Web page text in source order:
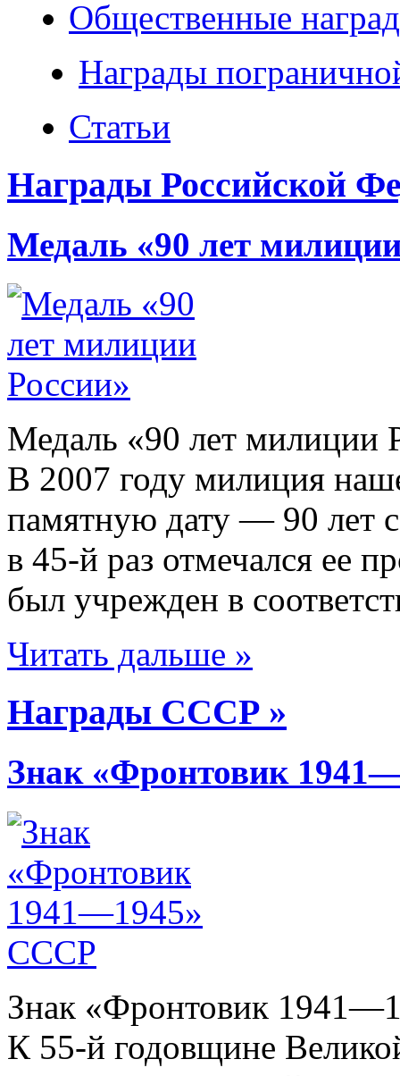
Общественные
Награды
Статьи
Награды Российской
Медаль «90 лет
Медаль «90 лет милиции
В 2007 году милиция
памятную дату — 90 лет
в 45-й раз отмечался ее
был учрежден в
Читать дальше »
Награды СССР »
Знак «Фронтовик
Знак «Фронтовик
К 55-й годовщине